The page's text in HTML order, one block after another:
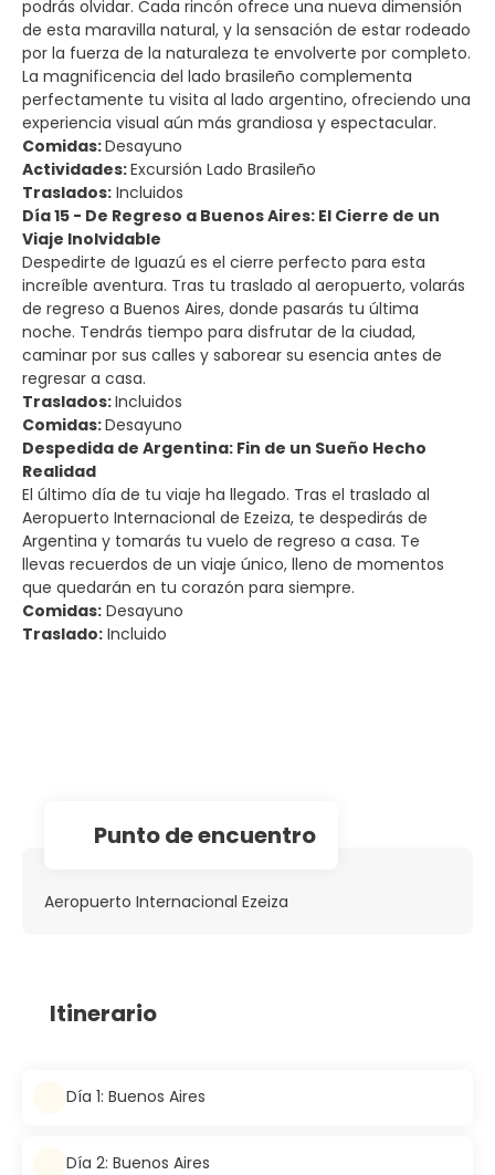
podrás olvidar. Cada rincón ofrece una nueva dimensión
de esta maravilla natural, y la sensación de estar rodeado
por la fuerza de la naturaleza te envolverte por completo.
La magnificencia del lado brasileño complementa
perfectamente tu visita al lado argentino, ofreciendo una
experiencia visual aún más grandiosa y espectacular.
Comidas:Desayuno
Actividades:Excursión Lado Brasileño
Traslados: Incluidos
Día 15 - De Regreso a Buenos Aires: El Cierre de un
Viaje Inolvidable
Despedirte de Iguazú es el cierre perfecto para esta
increíble aventura. Tras tu traslado al aeropuerto, volarás
de regreso a Buenos Aires, donde pasarás tu última
noche. Tendrás tiempo para disfrutar de la ciudad,
caminar por sus calles y saborear su esencia antes de
regresar a casa.
Traslados:Incluidos
Comidas:Desayuno
Despedida de Argentina: Fin de un Sueño Hecho
Realidad
El último día de tu viaje ha llegado. Tras el traslado al
Aeropuerto Internacional de Ezeiza, te despedirás de
Argentina y tomarás tu vuelo de regreso a casa. Te
llevas recuerdos de un viaje único, lleno de momentos
que quedarán en tu corazón para siempre.
Comidas: Desayuno
Traslado: Incluido
Punto de encuentro
Aeropuerto Internacional Ezeiza
Itinerario
Día 1: Buenos Aires
Día 2: Buenos Aires